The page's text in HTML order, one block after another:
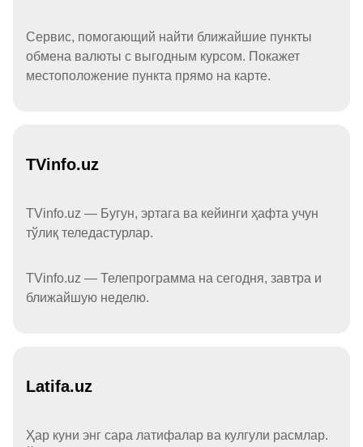
Сервис, помогающий найти ближайшие пункты
обмена валюты с выгодным курсом. Покажет
местоположение пункта прямо на карте.
TVinfo.uz
TVinfo.uz — Бугун, эртага ва кейинги ҳафта учун
тўлиқ теледастурлар.
TVinfo.uz — Телепрограмма на сегодня, завтра и
ближайшую неделю.
Latifa.uz
Ҳар куни энг сара латифалар ва кулгули расмлар.